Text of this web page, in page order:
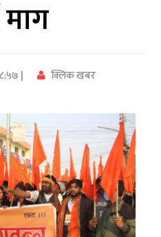
माग
| क्लिक खबर